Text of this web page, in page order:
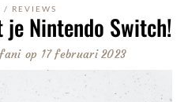
/ REVIEWS
Nintendo Switch!
op 17 februari 2023